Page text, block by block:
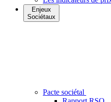
Enjeux
Sociétaux
Pacte sociétal